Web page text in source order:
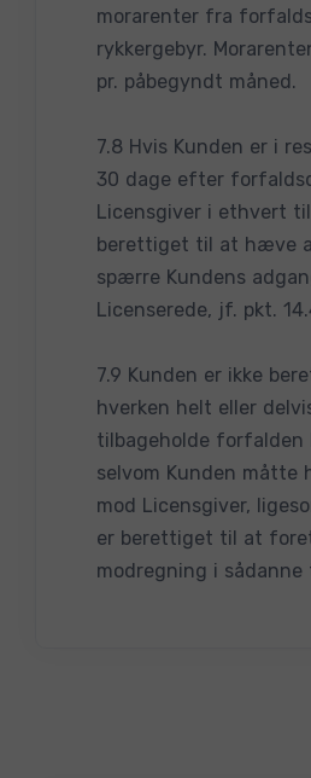
morarenter fra
rykkergebyr.
pr. påbegyndt måned.
7.8 Hvis Kunden er i
30 dage efter
Licensgiver i ethvert
berettiget til at hæve
spærre Kundens
Licenserede, jf. pkt.
7.9 Kunden er ikke
hverken helt eller
tilbageholde forfalden
selvom Kunden måtte
mod Licensgiver,
er berettiget til at
modregning i